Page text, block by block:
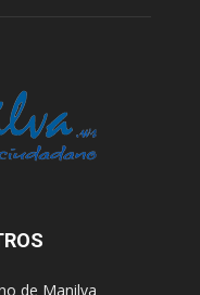
de Manilva